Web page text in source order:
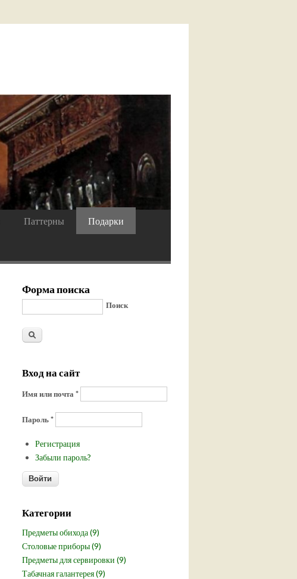
Паттерны Подарки
Форма поиска
Поиск
Вход на сайт
Имя или почта *
Пароль*
Регистрация
Забыли пароль?
Категории
Предметы обихода (9)
Столовые приборы (9)
Предметы для сервировки (9)
Табачная галантерея (9)